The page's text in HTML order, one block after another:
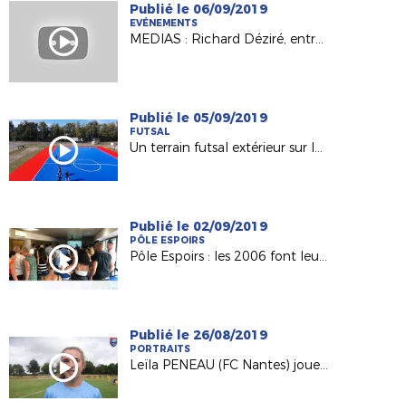
Publié le 06/09/2019
EVÉNEMENTS
MEDIAS : Richard Déziré, entraîneur du Mans FC invité d'“Une Semaine en Ballon"
Publié le 05/09/2019
FUTSAL
Un terrain futsal extérieur sur le territoire de la Ligue !
Publié le 02/09/2019
PÔLE ESPOIRS
Pôle Espoirs : les 2006 font leur rentrée !
Publié le 26/08/2019
PORTRAITS
Leïla PENEAU (FC Nantes) joueuse passionnée et ambitieuse !